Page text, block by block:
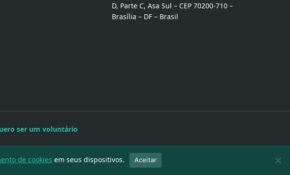
D, Parte C, Asa Sul – CEP 70200-710 –
Brasília – DF – Brasil
ser um voluntário
de cookies em seus dispositivos. Aceitar